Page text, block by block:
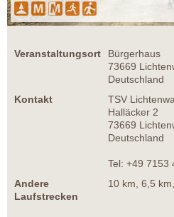
Veranstaltungsort
Bürgerhaus
73669
Deutschland
Kontakt
TSV
Halläcker 2
73669
Deutschland
Tel: +49 7153
Andere
Laufstrecken
10 km, 6,5